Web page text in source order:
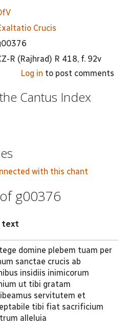
Crucis
R (Rajhrad) R 418, f. 92v
Log in to post comments
Cantus Index
with this chant
g00376
text
domine plebem tuam per
sanctae crucis ab
insidiis inimicorum
ut tibi gratam
servitutem et
tibi fiat sacrificium
alleluia